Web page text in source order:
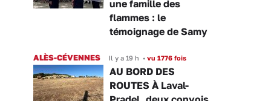
une famille des
flammes : le
témoignage de Samy
ALÈS-CÉVENNES Il y a 19 h • vu 1776 fois
AU BORD DES
ROUTES À Laval-